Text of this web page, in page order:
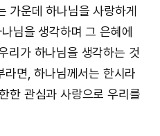
가운데 하나님을 사랑하게
님을 생각하며 그 은혜에
리가 하나님을 생각하는 것
면, 하나님께서는 한시라
한 관심과 사랑으로 우리를